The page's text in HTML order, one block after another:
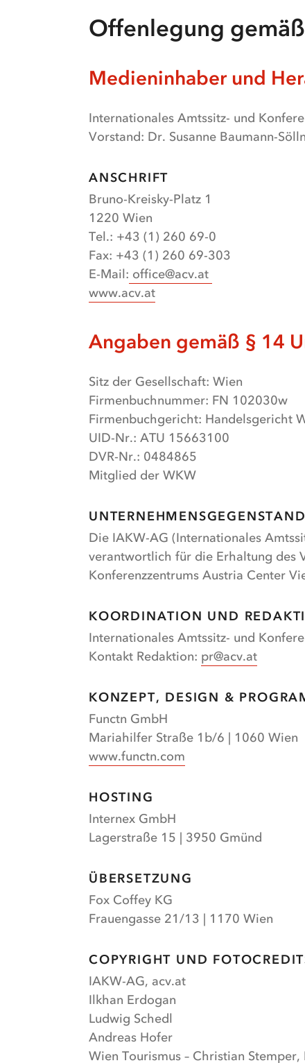
Offenlegung
Medieninhaber und
Internationales Amtssitz- und
Vorstand: Dr. Susanne Baumann-
ANSCHRIFT
Bruno-Kreisky-Platz 1
1220 Wien
Tel.: +43 (1) 260 69-0
Fax: +43 (1) 260 69-303
E-Mail: office@acv.at
www.acv.at
Angaben gemäß § 14
Sitz der Gesellschaft: Wien
Firmenbuchnummer: FN 102030w
Firmenbuchgericht: Handelsgericht
UID-Nr.: ATU 15663100
DVR-Nr.: 0484865
Mitglied der WKW
UNTERNEHMENSGEGENSTAND
Die IAKW-AG (Internationales
verantwortlich für die Erhaltung des
Konferenzzentrums Austria Center
KOORDINATION UND
Internationales Amtssitz- und
Kontakt Redaktion: pr@acv.at
KONZEPT, DESIGN &
Functn GmbH
Mariahilfer Straße 1b/6 | 1060 Wien
www.functn.com
HOSTING
Internex GmbH
Lagerstraße 15 | 3950 Gmünd
ÜBERSETZUNG
Fox Coffey KG
Frauengasse 21/13 | 1170 Wien
COPYRIGHT UND
IAKW-AG, acv.at
Ilkhan Erdogan
Ludwig Schedl
Andreas Hofer
Wien Tourismus – Christian Stemper,